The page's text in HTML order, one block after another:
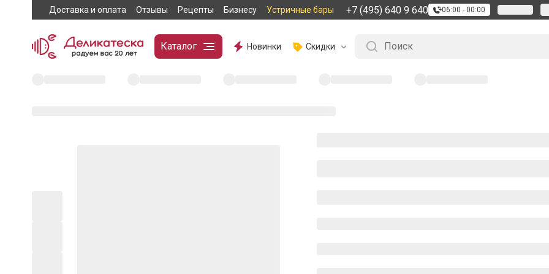
Доставка и оплата Отзывы Рецепты Бизнесу Устричные бары +7 (495) 640 9 640 06:00 - 00:00
Каталог Новинки Скидки